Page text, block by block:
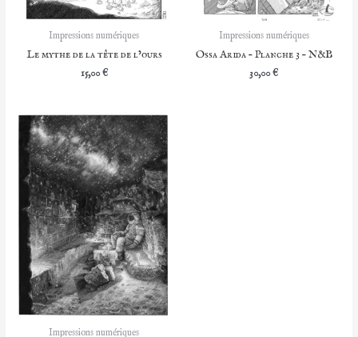
Impressions numériques
Le mythe de la tête de l’ours
15,00€
Impressions numériques
Ossa Arida – Planche 3 – N&B
30,00€
Impressions numériques